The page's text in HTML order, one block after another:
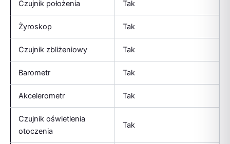
Czujnik położenia Tak
Żyroskop Tak
Czujnik zbliżeniowy Tak
Barometr Tak
Akcelerometr Tak
Czujnik oświetlenia
otoczenia
Tak